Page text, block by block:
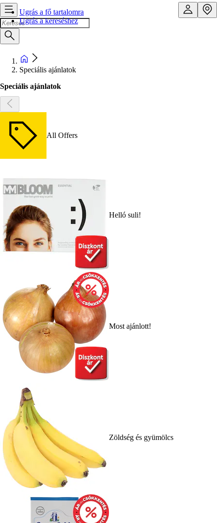
Ugrás a fő tartalomra
Ugrás a kereséshez
Speciális ajánlatok
Speciális ajánlatok
All Offers
Helló suli!
Most ajánlott!
Zöldség és gyümölcs